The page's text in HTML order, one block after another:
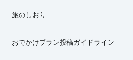
旅のしおり
おでかけプラン投稿ガイドライン